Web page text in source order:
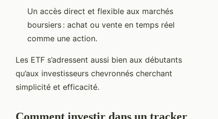
Un accès direct et flexible aux marchés
boursiers : achat ou vente en temps réel
comme une action.
Les ETF s’adressent aussi bien aux débutants
qu’aux investisseurs chevronnés cherchant
simplicité et efficacité.
Comment investir dans un tracker